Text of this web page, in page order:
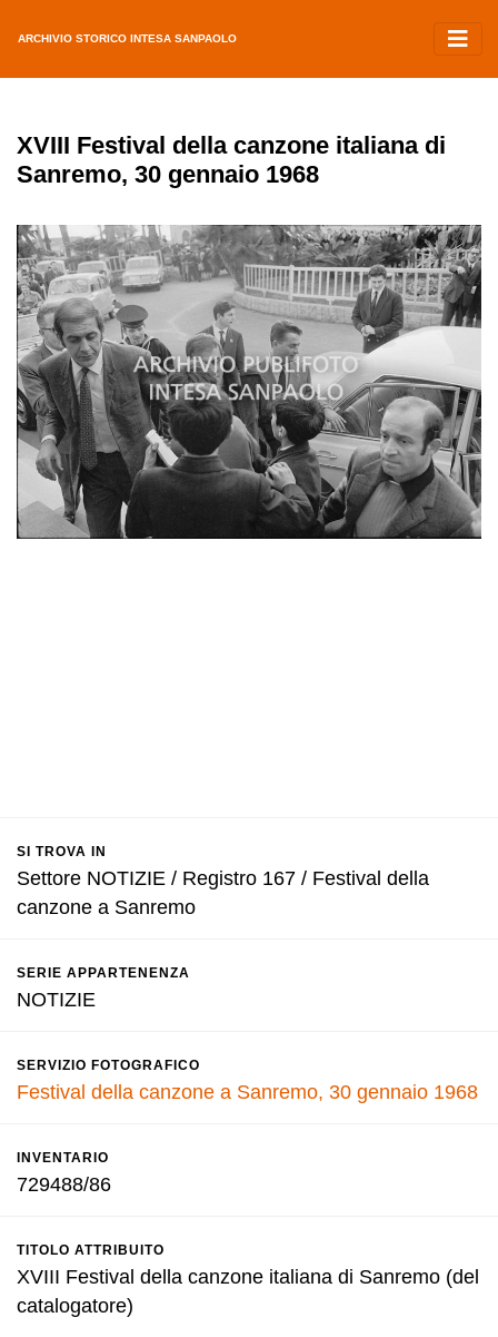
ARCHIVIO STORICO INTESA SANPAOLO
XVIII Festival della canzone italiana di
Sanremo, 30 gennaio 1968
SI TROVA IN
Settore NOTIZIE / Registro 167 / Festival della
canzone a Sanremo
SERIE APPARTENENZA
NOTIZIE
SERVIZIO FOTOGRAFICO
Festival della canzone a Sanremo, 30 gennaio 1968
INVENTARIO
729488/86
TITOLO ATTRIBUITO
XVIII Festival della canzone italiana di Sanremo (del
catalogatore)